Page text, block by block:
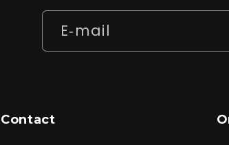
E‑mail
Contact